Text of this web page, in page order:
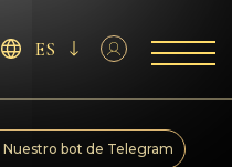
ES
Nuestro bot de Telegram